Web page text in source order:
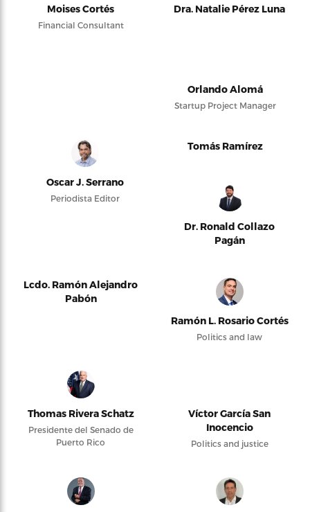
Moises Cortés
Financial Consultant
Dra. Natalie Pérez Luna
Orlando Alomá
Startup Project Manager
Oscar J. Serrano
Periodista Editor
Tomás Ramírez
Dr. Ronald Collazo
Pagán
Lcdo. Ramón Alejandro
Pabón
Ramón L. Rosario Cortés
Politics and law
Thomas Rivera Schatz
Presidente del Senado de
Puerto Rico
Víctor García San
Inocencio
Politics and justice